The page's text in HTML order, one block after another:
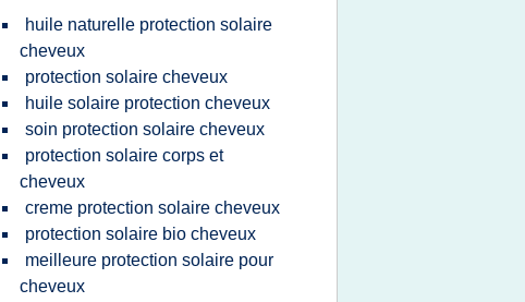
huile naturelle protection solaire
cheveux
protection solaire cheveux
huile solaire protection cheveux
soin protection solaire cheveux
protection solaire corps et
cheveux
creme protection solaire cheveux
protection solaire bio cheveux
meilleure protection solaire pour
cheveux